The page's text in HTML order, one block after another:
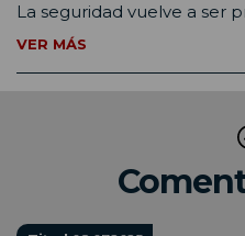
La seguridad vuelve a ser
VER MÁS